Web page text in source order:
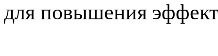
для повышения